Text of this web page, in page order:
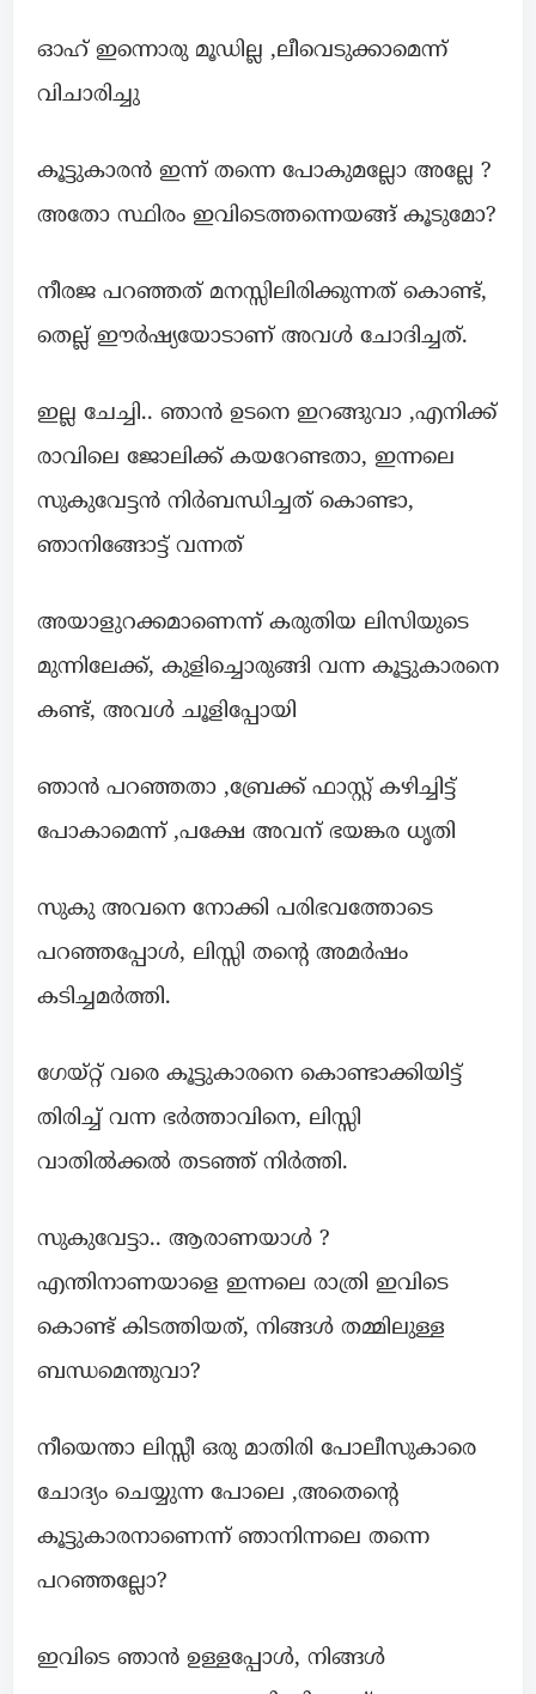
ഓഹ് ഇന്നൊരു മൂഡില്ല ,ലീവെടുക്കാമെന്ന്
വിചാരിച്ചു
കൂട്ടുകാരൻ ഇന്ന് തന്നെ പോകുമല്ലോ അല്ലേ ?
അതോ സ്ഥിരം ഇവിടെത്തന്നെയങ്ങ് കൂടുമോ?
നീരജ പറഞ്ഞത് മനസ്സിലിരിക്കുന്നത് കൊണ്ട്,
തെല്ല് ഈർഷ്യയോടാണ് അവൾ ചോദിച്ചത്.
ഇല്ല ചേച്ചി.. ഞാൻ ഉടനെ ഇറങ്ങുവാ ,എനിക്ക്
രാവിലെ ജോലിക്ക് കയറേണ്ടതാ, ഇന്നലെ
സുകുവേട്ടൻ നിർബന്ധിച്ചത് കൊണ്ടാ,
ഞാനിങ്ങോട്ട് വന്നത്
അയാളുറക്കമാണെന്ന് കരുതിയ ലിസിയുടെ
മുന്നിലേക്ക്, കുളിച്ചൊരുങ്ങി വന്ന കൂട്ടുകാരനെ
കണ്ട്, അവൾ ചൂളിപ്പോയി
ഞാൻ പറഞ്ഞതാ ,ബ്രേക്ക് ഫാസ്റ്റ് കഴിച്ചിട്ട്
പോകാമെന്ന് ,പക്ഷേ അവന് ഭയങ്കര ധൃതി
സുകു അവനെ നോക്കി പരിഭവത്തോടെ
പറഞ്ഞപ്പോൾ, ലിസ്സി തൻ്റെ അമർഷം
കടിച്ചമർത്തി.
ഗേയ്റ്റ് വരെ കൂട്ടുകാരനെ കൊണ്ടാക്കിയിട്ട്
തിരിച്ച് വന്ന ഭർത്താവിനെ, ലിസ്സി
വാതിൽക്കൽ തടഞ്ഞ് നിർത്തി.
സുകുവേട്ടാ.. ആരാണയാൾ ?
എന്തിനാണയാളെ ഇന്നലെ രാത്രി ഇവിടെ
കൊണ്ട് കിടത്തിയത്, നിങ്ങൾ തമ്മിലുള്ള
ബന്ധമെന്തുവാ?
നീയെന്താ ലിസ്സീ ഒരു മാതിരി പോലീസുകാരെ
ചോദ്യം ചെയ്യുന്ന പോലെ ,അതെൻ്റെ
കൂട്ടുകാരനാണെന്ന് ഞാനിന്നലെ തന്നെ
പറഞ്ഞല്ലോ?
ഇവിടെ ഞാൻ ഉള്ളപ്പോൾ, നിങ്ങൾ